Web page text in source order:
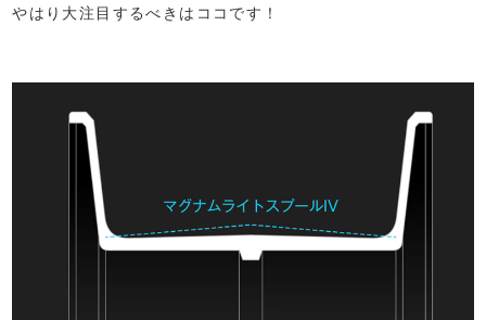
やはり大注目するべきはココです！